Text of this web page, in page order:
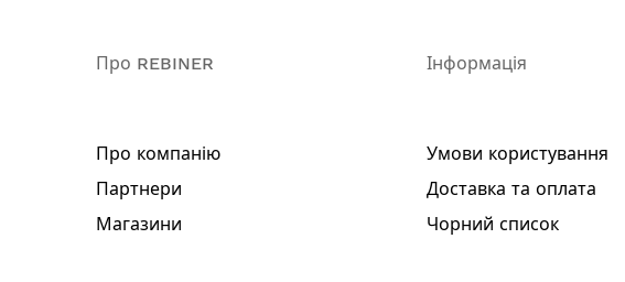
Про REBINER
Про компанію
Партнери
Магазини
Інформація
Умови користування
Доставка та оплата
Чорний список